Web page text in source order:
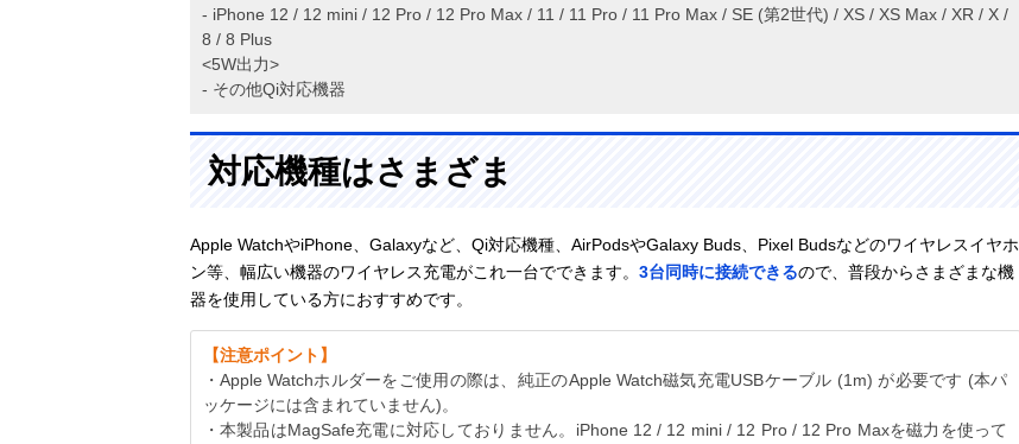
- iPhone 12 / 12 mini / 12 Pro / 12 Pro Max / 11 / 11 Pro / 11 Pro Max / SE (第2世代) / XS / XS Max / XR / X /
8 / 8 Plus
<5W出力>
- その他Qi対応機器
対応機種はさまざま
Apple WatchやiPhone、Galaxyなど、Qi対応機種、AirPodsやGalaxy Buds、Pixel Budsなどのワイヤレスイヤホ
ン等、幅広い機器のワイヤレス充電がこれ一台でできます。 3台同時に接続できるので、普段からさまざまな機
器を使用している方におすすめです。
【注意ポイント】
・Apple Watchホルダーをご使用の際は、純正のApple Watch磁気充電USBケーブル (1m) が必要です (本パ
ッケージには含まれていません)。
・本製品はMagSafe充電に対応しておりません。iPhone 12 / 12 mini / 12 Pro / 12 Pro Maxを磁力を使って